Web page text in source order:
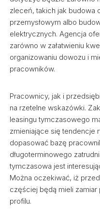
zleceń, takich jak budowa
przemysłowym albo
elektrycznych. Agencja
zarówno w załatwieniu
organizowaniu dowozu i
pracowników.
Pracownicy, jak i
na rzetelne wskazówki.
leasingu tymczasowego
zmieniające się tendencje
dopasować bazę
długoterminowego
tymczasowa jest
Można oczekiwać, iż
częściej będą mieli zamiar
profilu.